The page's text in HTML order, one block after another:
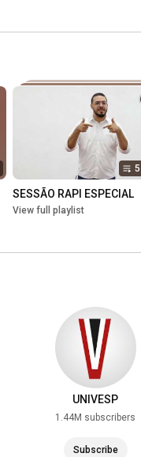
SESSÃO RAPI ESPECIAL
View full playlist
UNIVESP
1.44M subscribers
Subscribe